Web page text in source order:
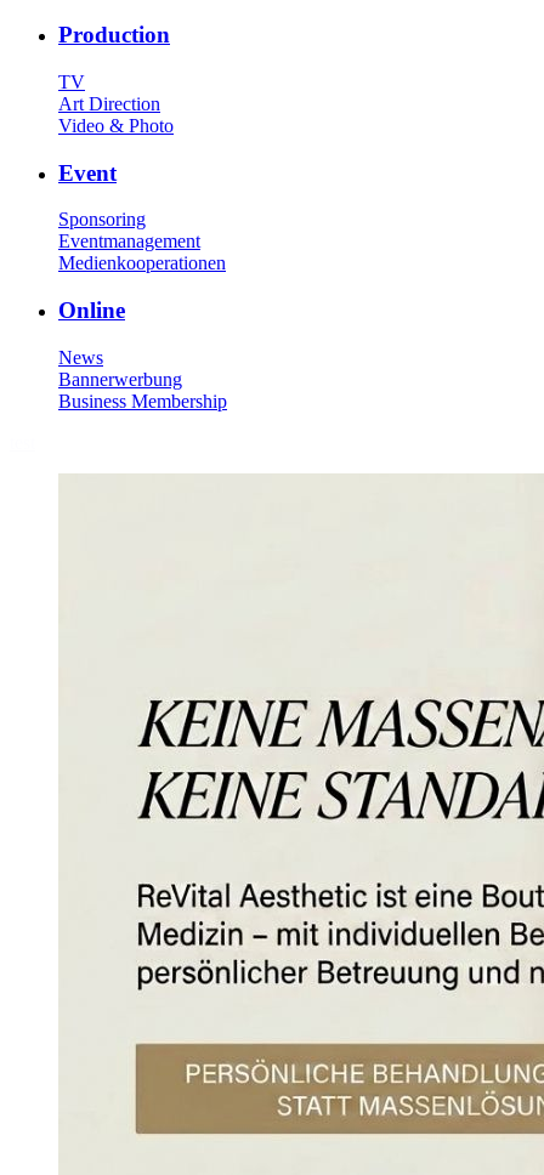
Production
TV
Art Direction
Video & Photo
Event
Sponsoring
Eventmanagement
Medienkooperationen
Online
News
Bannerwerbung
Business Membership